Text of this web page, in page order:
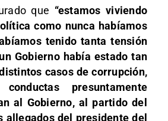
que “estamos viviendo
como nunca habíamos
tenido tanta tensión
Gobierno había estado tan
casos de corrupción,
presuntamente
al Gobierno, al partido del
allegados del presidente del